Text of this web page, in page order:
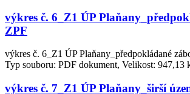
výkres č. 6_Z1 ÚP
ZPF
výkres č. 6_Z1 ÚP Plaňany_předpokládané
Typ souboru: PDF dokument, Velikost: 947,13
výkres č. 7_Z1 ÚP Plaňany_širší